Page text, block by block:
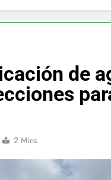
de
2 Mins